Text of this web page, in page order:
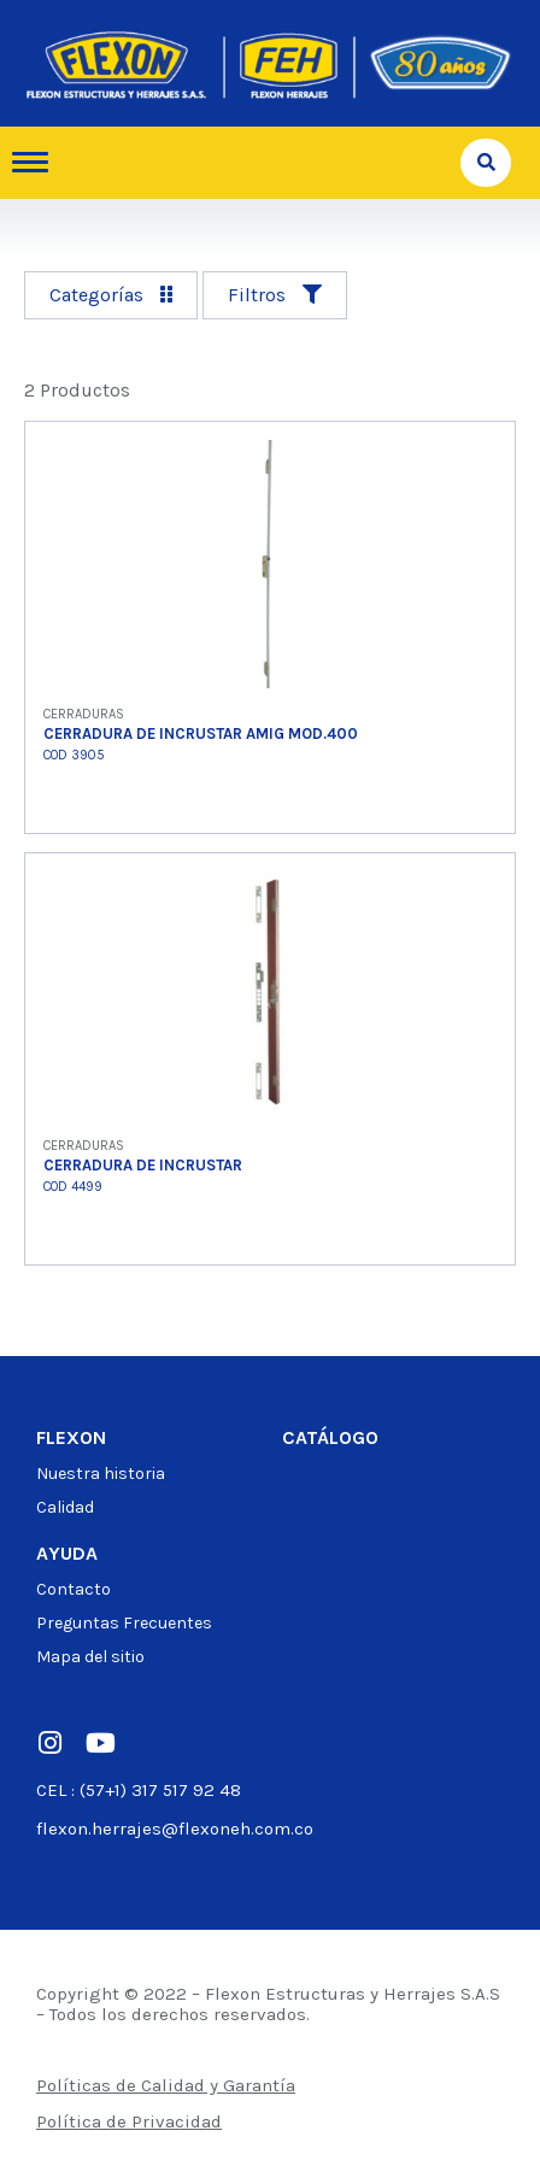
Categorías Filtros
2 Productos
CERRADURAS
CERRADURA DE INCRUSTAR AMIG MOD.400
COD 3905
Ver producto
CERRADURAS
CERRADURA DE INCRUSTAR
COD 4499
CEL : (57+1) 317 517 92 48
flexon.herrajes@flexoneh.com.co
FLEXON
Nuestra historia
Calidad
CATÁLOGO
AYUDA
Contacto
Preguntas Frecuentes
Mapa del sitio
Copyright © 2022 – Flexon Estructuras y Herrajes S.A.S
– Todos los derechos reservados.
Políticas de Calidad y Garantía
Política de Privacidad